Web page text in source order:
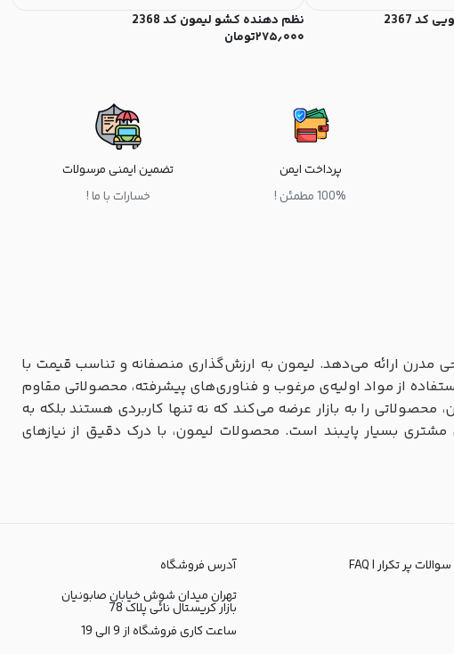
2367
نظم دهنده کشو لیمون کد 2368
۲۷۵٫۰۰۰تومان
پرداخت ایمن
100% مطمئن !
تضمین ایمنی مرسولات
خسارات با ما !
مدرن ارائه می‌دهد. لیمون به ارزش‌گذاری منصفانه و تناسب قیمت با
از مواد اولیه‌ی مرغوب و فناوری‌های پیشرفته، محصولاتی مقاوم
محصولاتی را به بازار عرضه می‌کند که نه تنها کاربردی هستند بلکه به
مشتری بسیار پایبند است. محصولات لیمون، با درک دقیق از نیازهای
سوالات پر تکرار | FAQ
آدرس فروشگاه
تهران میدان شوش خیابان صابونیان
بازار کریستال نائی پلاک 78
ساعت کاری فروشگاه از 9 الی 19